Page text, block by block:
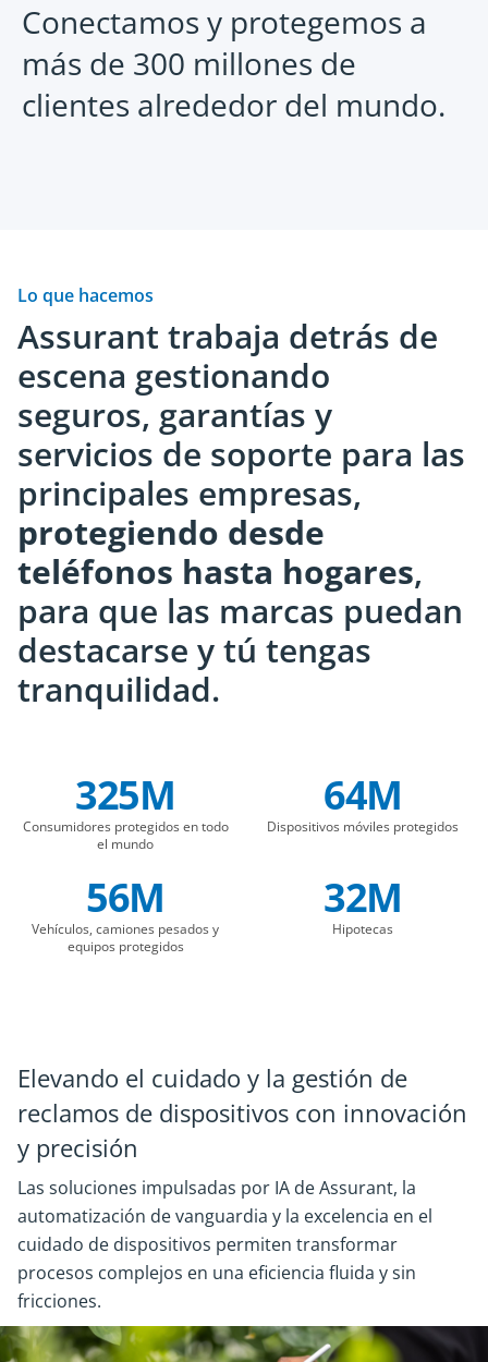
Conectamos y protegemos a
más de 300 millones de
clientes alrededor del mundo.
Monetiza el ciclo de vida móvil con
sustentabilidad.
Lo que hacemos
Assurant trabaja detrás de
escena gestionando
seguros, garantías y
servicios de soporte para las
principales empresas,
protegiendo desde
teléfonos hasta hogares,
para que las marcas puedan
destacarse y tú tengas
tranquilidad.
Company Statistics
325M
Consumidores protegidos en todo
el mundo
64M
Dispositivos móviles protegidos
56M
Vehículos, camiones pesados y
equipos protegidos
32M
Hipotecas
Elevando el cuidado y la gestión de
reclamos de dispositivos con innovación
y precisión
Las soluciones impulsadas por IA de Assurant, la
automatización de vanguardia y la excelencia en el
cuidado de dispositivos permiten transformar
procesos complejos en una eficiencia fluida y sin
fricciones.